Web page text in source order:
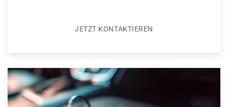
JETZT KONTAKTIEREN